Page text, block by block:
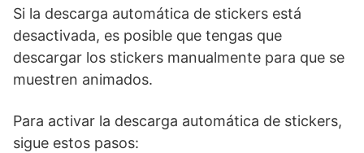
Si la descarga automática de stickers está
desactivada, es posible que tengas que
descargar los stickers manualmente para que se
muestren animados.
Para activar la descarga automática de stickers,
sigue estos pasos: